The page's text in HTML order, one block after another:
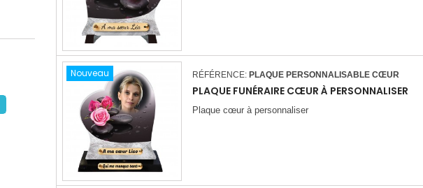
Nouveau RÉFÉRENCE: PLAQUE PERSONNALISABLE CŒUR
PLAQUE FUNÉRAIRE CŒUR À PERSONNALISER
Plaque cœur à personnaliser